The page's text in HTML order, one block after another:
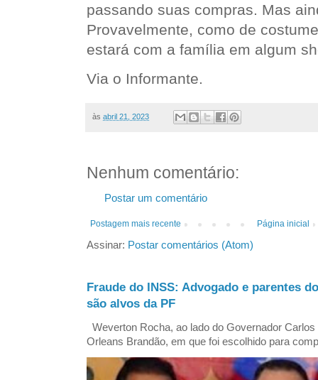
passando suas compras. Mas
Provavelmente, como de
estará com a família em algum
Via o Informante.
às abril 21, 2023
Nenhum comentário:
Postar um comentário
Postagem mais recente Página inicial
Assinar: Postar comentários (Atom)
Fraude do INSS: Advogado e parentes
são alvos da PF
Weverton Rocha, ao lado do Governador
Orleans Brandão, em que foi escolhido para